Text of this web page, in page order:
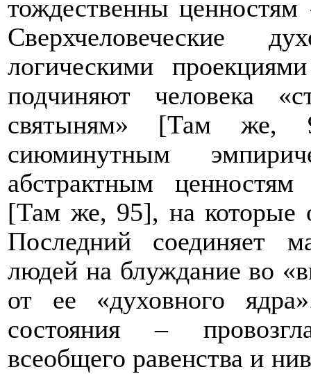
тождественны
Сверхчеловеческие
логическими
подчиняют человека
святыням» [Там же,
сиюминутным
абстрактным
[Там же, 95], на которые
Последний соединяет
людей на блуждание во
от ее «духовного
состояния –
всеобщего равенства и